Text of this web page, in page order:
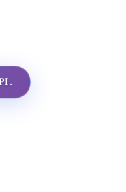
تمام متبادلات میں سب سے سستا واٹس ایپ پروفائل API۔